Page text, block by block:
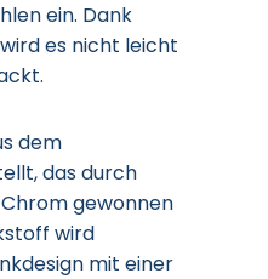
ein. Dank
es nicht leicht
dem
das durch
gewonnen
wird
mit einer